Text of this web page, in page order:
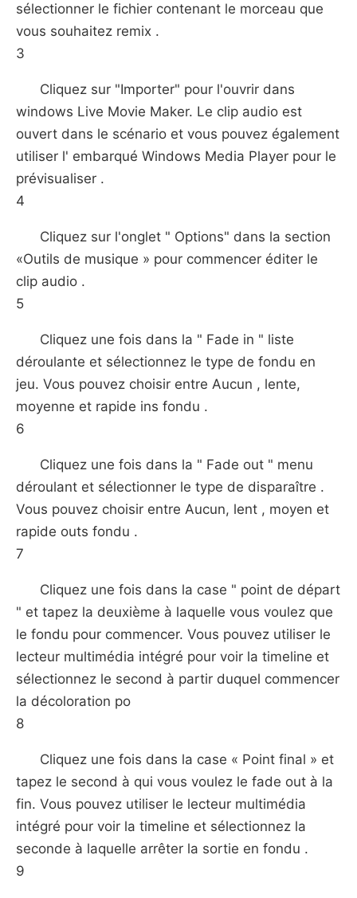
sélectionner le fichier contenant le morceau que
vous souhaitez remix .
3
Cliquez sur "Importer" pour l'ouvrir dans
windows Live Movie Maker. Le clip audio est
ouvert dans le scénario et vous pouvez également
utiliser l' embarqué Windows Media Player pour le
prévisualiser .
4
Cliquez sur l'onglet " Options" dans la section
«Outils de musique » pour commencer éditer le
clip audio .
5
Cliquez une fois dans la " Fade in " liste
déroulante et sélectionnez le type de fondu en
jeu. Vous pouvez choisir entre Aucun , lente,
moyenne et rapide ins fondu .
6
Cliquez une fois dans la " Fade out " menu
déroulant et sélectionner le type de disparaître .
Vous pouvez choisir entre Aucun, lent , moyen et
rapide outs fondu .
7
Cliquez une fois dans la case " point de départ
" et tapez la deuxième à laquelle vous voulez que
le fondu pour commencer. Vous pouvez utiliser le
lecteur multimédia intégré pour voir la timeline et
sélectionnez le second à partir duquel commencer
la décoloration po
8
Cliquez une fois dans la case « Point final » et
tapez le second à qui vous voulez le fade out à la
fin. Vous pouvez utiliser le lecteur multimédia
intégré pour voir la timeline et sélectionnez la
seconde à laquelle arrêter la sortie en fondu .
9